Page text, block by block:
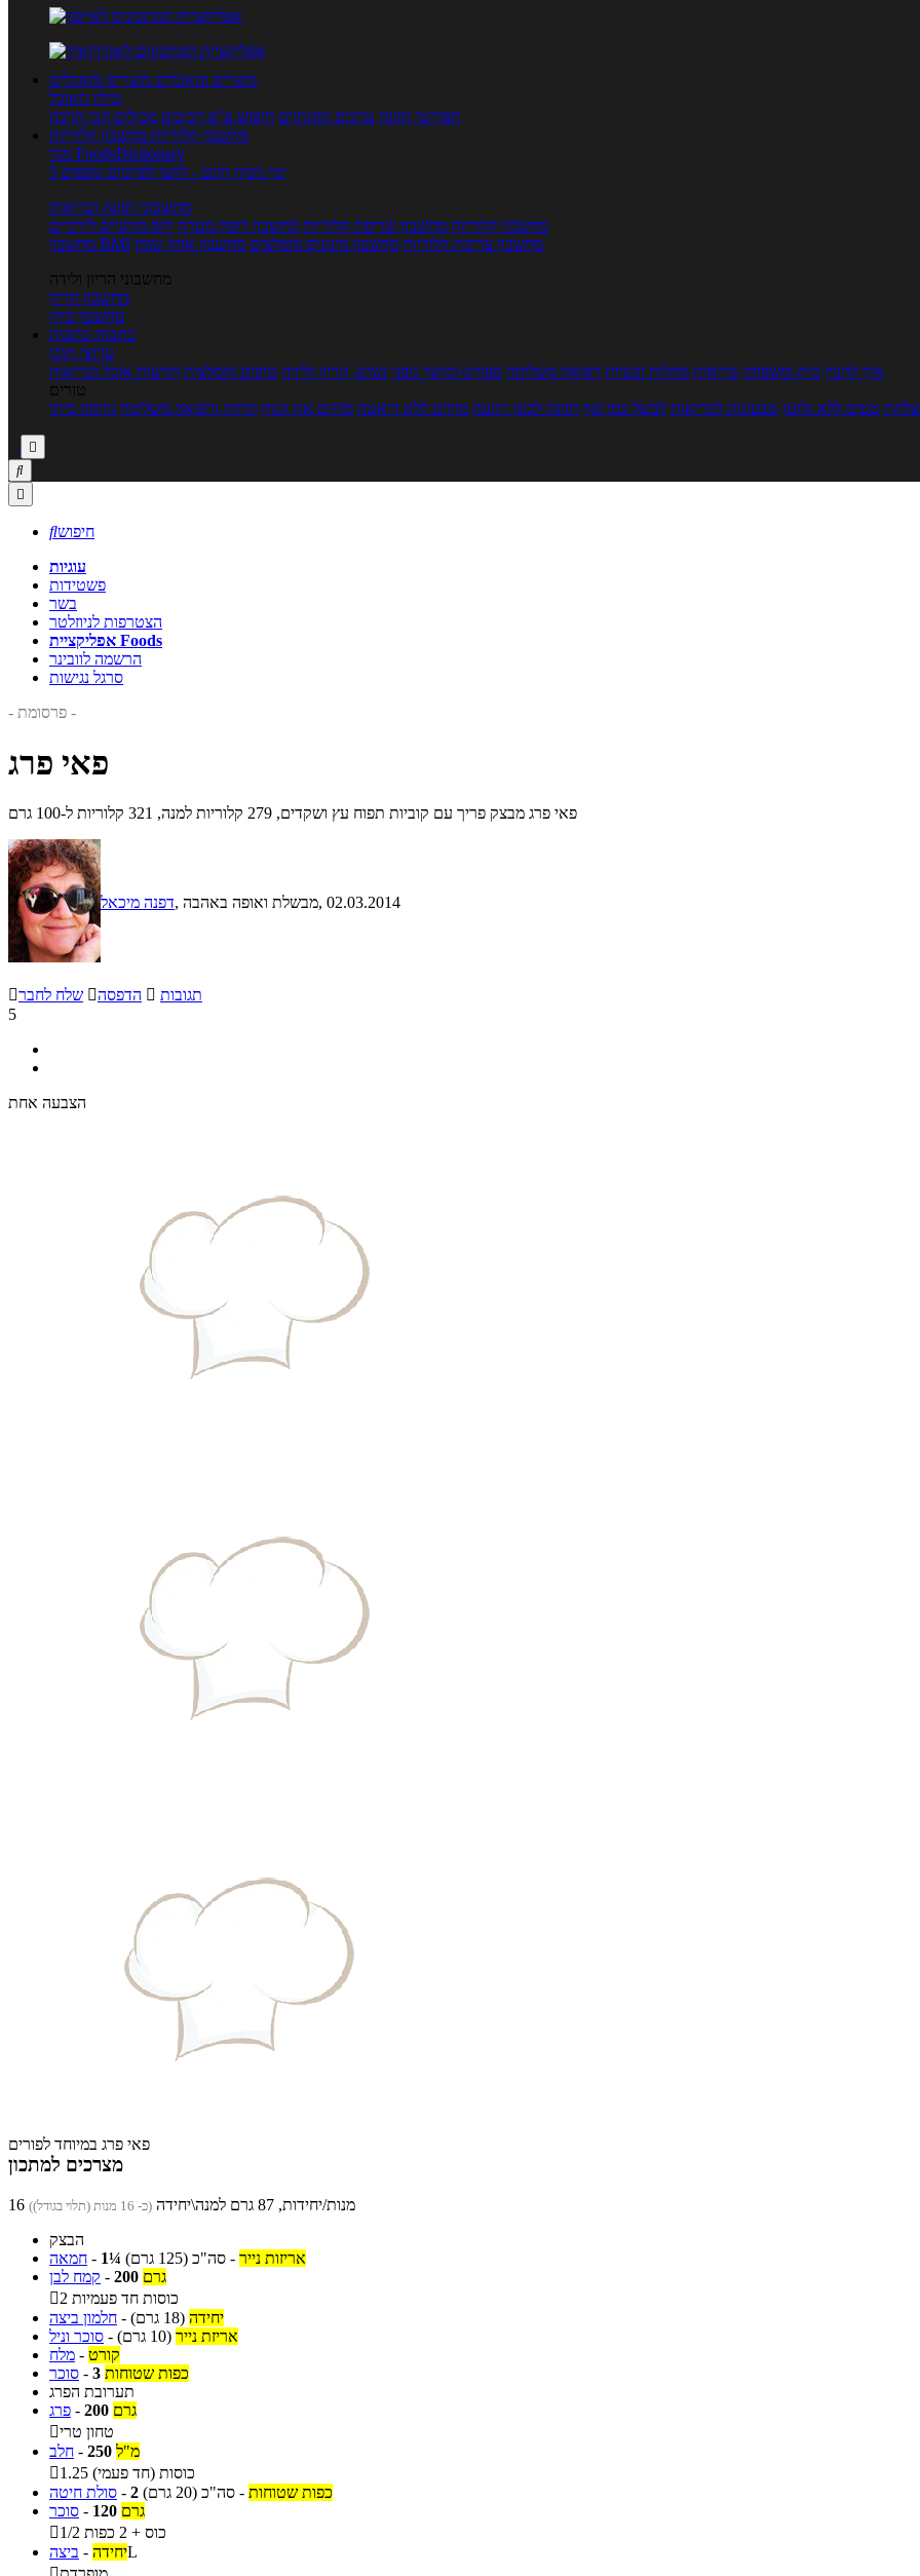
מוצרים ומאכלים מוצרים ומאכלים
מילון האוכל
תפריטי תזונה ערכים תזונתיים חיפוש ע"פ רכיבים מכילים הכי הרבה
מחשבון קלוריות מחשבון קלוריות
מנוי FoodsDictionary
5 ימי ניסיון חינם - לחצו לפרטים נוספים
מחשבוני תזונה ובריאות
מחשבון קלוריות מחשבון שריפת קלוריות מחשבון דופק מטרה יחס מותניים לירכיים
מחשבון BMI
מחשבון צריכת קלוריות מחשבון מינונים מומלצים מחשבון אחוז שומן
מחשבוני הריון ולידה
מחשבון הריון
מחשבון ביוץ
כתבות כתבות
ערוצי תוכן
איך להכין בית ומשפחה בריאות מחלות ובעיות רפואה משלימה ספורט וכושר גופני נשים, הריון ולידה טיפים והמלצות חדשות אוכל ובריאות
טורים
טעים ללא גלוטן טבעונות לבריאות לבשל כמו שף תזונה לבטן רגועה מרזים ללא דיאטה מזיזים את הגוף הרזיה ורפואה משלימה גורמה ביתי



חיפוש
עוגיות
פשטידות
בשר
הצטרפות לניוזלטר
אפליקציית Foods
הרשמה לוובינר
סרגל נגישות
- פרסומת -
פאי פרג
פאי פרג מבצק פריך עם קוביות תפוח עץ ושקדים, 279 קלוריות למנה, 321 קלוריות ל-100 גרם
דפנה מיכאל , מבשלת ואופה באהבה, 02.03.2014
שלח לחבר הדפסה  תגובות
5
הצבעה אחת
פאי פרג במיוחד לפורים
מצרכים למתכון
16 מנות/יחידות, 87 גרם למנה\יחידה (כ- 16 מנות (תלוי בגודל))
הבצק
חמאה - 1¼ אריזות נייר - סה"כ (125 גרם)
קמח לבן - 200 גרם

2 כוסות חד פעמיות
חלמון ביצה - יחידה (18 גרם)
סוכר וניל - אריזת נייר (10 גרם)
מלח - קורט
סוכר - 3 כפות שטוחות
תערובת הפרג
פרג - 200 גרם
טחון טרי
חלב - 250 מ"ל

1.25 כוסות (חד פעמי)
סולת חיטה - 2 כפות שטוחות - סה"כ (20 גרם)
סוכר - 120 גרם

1/2 כוס + 2 כפות
ביצה - יחידהL